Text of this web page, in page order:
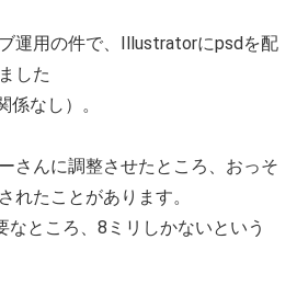
運用の件で、Illustratorにpsdを配
した
係なし）。
さんに調整させたところ、おっそ
れたことがあります。
なところ、8ミリしかないという